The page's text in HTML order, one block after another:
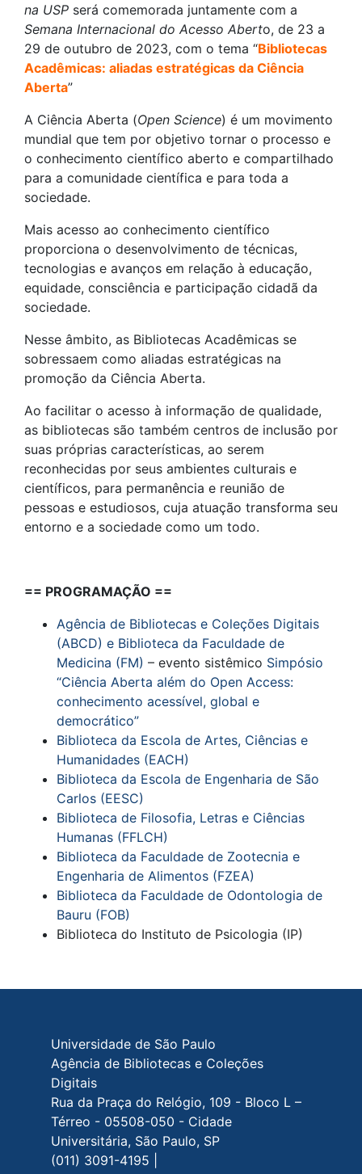
na USP será comemorada juntamente com a
Semana Internacional do Acesso Aberto, de 23 a
29 de outubro de 2023, com o tema “Bibliotecas
Acadêmicas: aliadas estratégicas da Ciência
Aberta”
A Ciência Aberta (Open Science) é um movimento
mundial que tem por objetivo tornar o processo e
o conhecimento científico aberto e compartilhado
para a comunidade científica e para toda a
sociedade.
Mais acesso ao conhecimento científico
proporciona o desenvolvimento de técnicas,
tecnologias e avanços em relação à educação,
equidade, consciência e participação cidadã da
sociedade.
Nesse âmbito, as Bibliotecas Acadêmicas se
sobressaem como aliadas estratégicas na
promoção da Ciência Aberta.
Ao facilitar o acesso à informação de qualidade,
as bibliotecas são também centros de inclusão por
suas próprias características, ao serem
reconhecidas por seus ambientes culturais e
científicos, para permanência e reunião de
pessoas e estudiosos, cuja atuação transforma seu
entorno e a sociedade como um todo.
== PROGRAMAÇÃO ==
Agência de Bibliotecas e Coleções Digitais
(ABCD) e Biblioteca da Faculdade de
Medicina (FM) – evento sistêmico Simpósio
“Ciência Aberta além do Open Access:
conhecimento acessível, global e
democrático”
Biblioteca da Escola de Artes, Ciências e
Humanidades (EACH)
Biblioteca da Escola de Engenharia de São
Carlos (EESC)
Biblioteca de Filosofia, Letras e Ciências
Humanas (FFLCH)
Biblioteca da Faculdade de Zootecnia e
Engenharia de Alimentos (FZEA)
Biblioteca da Faculdade de Odontologia de
Bauru (FOB)
Biblioteca do Instituto de Psicologia (IP)
Rodapé do site
Universidade de São Paulo
Agência de Bibliotecas e Coleções
Digitais
Rua da Praça do Relógio, 109 - Bloco L –
Térreo - 05508-050 - Cidade
Universitária, São Paulo, SP
(011) 3091-4195 |